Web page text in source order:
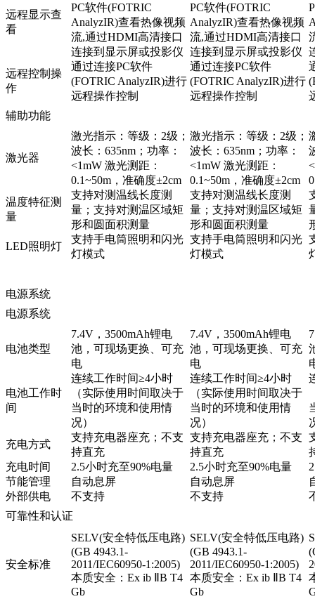
远程显示查
看
PC软件(FOTRIC
AnalyzIR)查看热像视频
流,通过HDMI高清接口
连接到显示屏或投影仪
PC软件(FOTRIC
AnalyzIR)查看热像视频
流,通过HDMI高清接口
连接到显示屏或投影仪
远程控制操
作
通过连接PC软件
(FOTRIC AnalyzIR)进行
远程操作控制
通过连接PC软件
(FOTRIC AnalyzIR)进行
远程操作控制
辅助功能
激光器
激光指示：等级：2级；
波长：635nm；功率：
<1mW 激光测距：
0.1~50m，准确度±2cm
激光指示：等级：2级；
波长：635nm；功率：
<1mW 激光测距：
0.1~50m，准确度±2cm
温度特征测
量
支持对测温线长度测
量；支持对测温区域矩
形和圆面积测量
支持对测温线长度测
量；支持对测温区域矩
形和圆面积测量
LED照明灯
支持手电筒照明和闪光
灯模式
支持手电筒照明和闪光
灯模式
电源系统
电源系统
电池类型
7.4V，3500mAh锂电
池，可现场更换、可充
电
7.4V，3500mAh锂电
池，可现场更换、可充
电
电池工作时
间
连续工作时间≥4小时
（实际使用时间取决于
当时的环境和使用情
况）
连续工作时间≥4小时
（实际使用时间取决于
当时的环境和使用情
况）
充电方式
支持充电器座充；不支
持直充
支持充电器座充；不支
持直充
充电时间
2.5小时充至90%电量 2.5小时充至90%电量
节能管理
自动息屏 自动息屏
外部供电
不支持 不支持
可靠性和认证
安全标准
SELV(安全特低压电路)
(GB 4943.1-
2011/IEC60950-1:2005)
本质安全：Ex ib ⅡB T4
Gb
SELV(安全特低压电路)
(GB 4943.1-
2011/IEC60950-1:2005)
本质安全：Ex ib ⅡB T4
Gb